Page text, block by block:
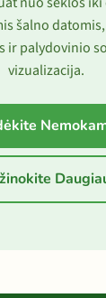
šalno
ir palydovinio
vizualizacija.